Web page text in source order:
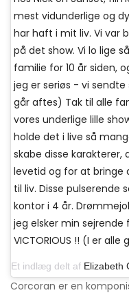
mest vidunderlige og
har haft i mit liv. Vi var
på det show. Vi lo lige
familie for 10 år siden,
jeg er seriøs - vi
går aftes) Tak til alle
vores underlige lille
holde det i live så
skabe disse
levetid og for at bringe
til liv. Disse pulserende
kontor i 4 år.
jeg elsker min sejrende
VICTORIOUS !! (I er
Et indlæg delt af Elizabeth
Corcoran er en